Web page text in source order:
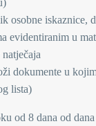
osobne iskaznice,
evidentiranim u
dokumente u
lista)
od 8 dana od